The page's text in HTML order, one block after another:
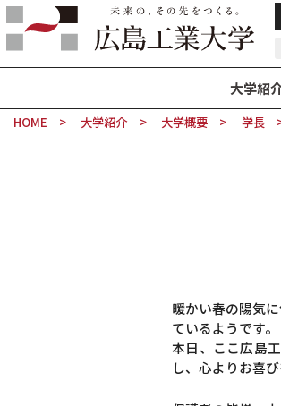
大学紹
HOME 大学紹介 大学概要 学長
暖かい春の陽気
ているようです。
本日、ここ広島
し、心よりお喜